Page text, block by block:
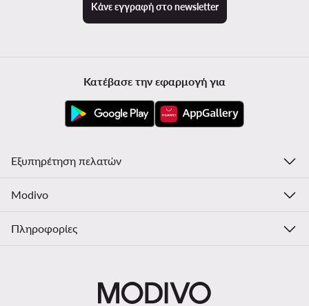
Κάνε εγγραφή στο newsletter
Κατέβασε την εφαρμογή για
Εξυπηρέτηση πελατών
Modivo
Πληροφορίες